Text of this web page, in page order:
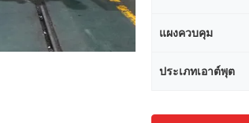
แผงควบคุม
ประเภทเอาต์พุต